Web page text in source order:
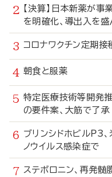
【決算】日本新薬が
を明確化、導出入を盛
コロナワクチン定期
朝食と服薬
特定医療技術等開発
の要件案、大筋で了承
ブリンシドホビルP3
ノウイルス感染症で
ステボロニン、再発